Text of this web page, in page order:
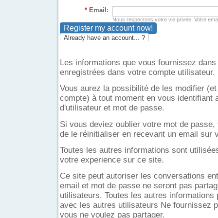
* Email:
Nous respectons votre vie privée. Votre
Already have an account... ?
Les informations que vous fournissez
enregistrées dans votre compte utilisateur.
Vous aurez la possibilité de les modifier
compte) à tout moment en vous identifiant
d'utilisateur et mot de passe.
Si vous deviez oublier votre mot de
de le réinitialiser en recevant un email sur
Toutes les autres informations sont
votre experience sur ce site.
Ce site peut autoriser les conversations
email et mot de passe ne seront pas
utilisateurs. Toutes les autres informations
avec les autres utilisateurs Ne fournissez
vous ne voulez pas partager.